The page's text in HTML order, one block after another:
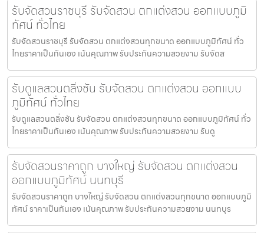
รับจัดสวนราชบุรี รับจัดสวน ตกแต่งสวน ออกแบบภูมิ
ทัศน์ ทั่วไทย
รับจัดสวนราชบุรี รับจัดสวน ตกแต่งสวนทุกขนาด ออกแบบภูมิทัศน์ ทั่ว
ไทยราคาเป็นกันเอง เน้นคุณภาพ รับประกันความสวยงาม รับจัดส
รับดูแลสวนตลิ่งชัน รับจัดสวน ตกแต่งสวน ออกแบบ
ภูมิทัศน์ ทั่วไทย
รับดูแลสวนตลิ่งชัน รับจัดสวน ตกแต่งสวนทุกขนาด ออกแบบภูมิทัศน์ ทั่ว
ไทยราคาเป็นกันเอง เน้นคุณภาพ รับประกันความสวยงาม รับดู
รับจัดสวนราคาถูก บางใหญ่ รับจัดสวน ตกแต่งสวน
ออกแบบภูมิทัศน์ นนทบุรี
รับจัดสวนราคาถูก บางใหญ่ รับจัดสวน ตกแต่งสวนทุกขนาด ออกแบบภูมิ
ทัศน์ ราคาเป็นกันเอง เน้นคุณภาพ รับประกันความสวยงาม นนทบุร